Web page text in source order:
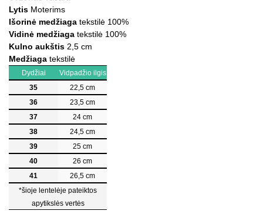
Lytis Moterims
Išorinė medžiaga tekstilė 100%
Vidinė medžiaga tekstilė 100%
Kulno aukštis 2,5 cm
Medžiaga tekstilė
Dydžiai
Vidpadžio ilgis
35
22,5 cm
36
23,5 cm
37
24 cm
38
24,5 cm
39
25 cm
40
26 cm
41
26,5 cm
*šioje lentelėje pateiktos
apytikslės vertės